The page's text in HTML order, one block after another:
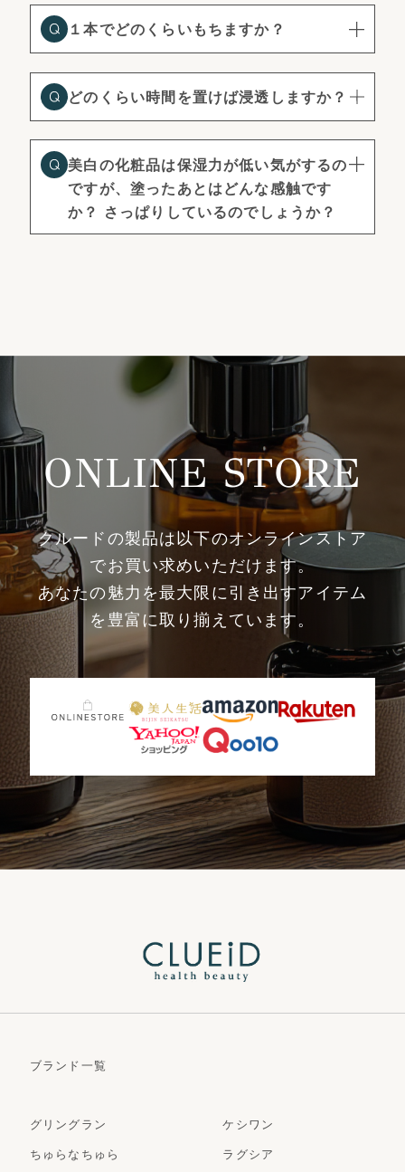
１本でどのくらいもちますか？
どのくらい時間を置けば浸透しますか？
美白の化粧品は保湿力が低い気がするの
ですが、塗ったあとはどんな感触です
か？ さっぱりしているのでしょうか？
ONLINE STORE
クルードの製品は以下のオンラインストア
でお買い求めいただけます。
あなたの魅力を最大限に引き出すアイテム
を豊富に取り揃えています。
ブランド一覧
グリングラン
ケシワン
ちゅらなちゅら
ラグシア